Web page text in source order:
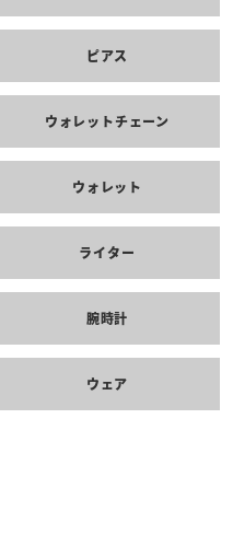
ピアス
ウォレットチェーン
ウォレット
ライター
腕時計
ウェア